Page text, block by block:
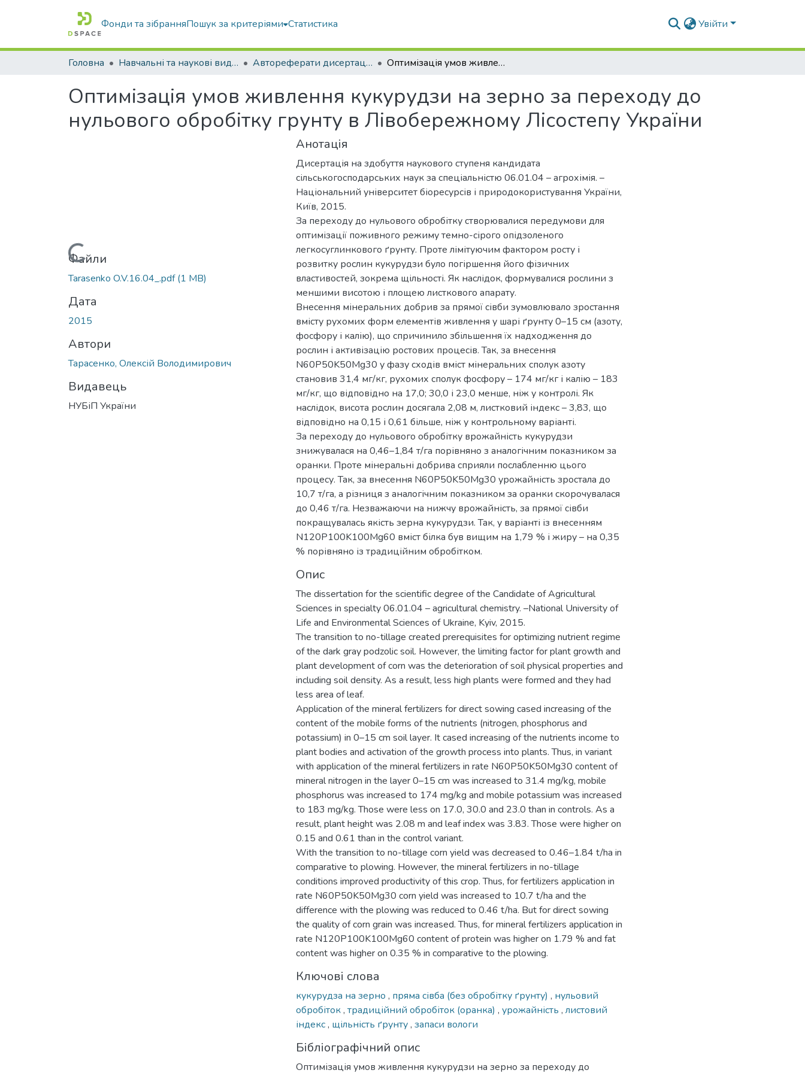
Фонди та зібранняПошук за критеріями Статистика Увійти
Головна Навчальні та наукові видання Автореферати дисертацій та дисертації Оптимізація умов живлення кукурудзи на зерно за переходу до нульового обробітку грунту в Лівобережному Лісостепу України
Оптимізація умов живлення кукурудзи на зерно за переходу до
нульового обробітку грунту в Лівобережному Лісостепу України
Вантажиться...Файли
Tarasenko O.V.16.04_.pdf(1 MB)
Дата
2015
Автори
Тарасенко, Олексій Володимирович
Видавець
НУБіП України
Анотація
Дисертація на здобуття наукового ступеня кандидата
сільськогосподарських наук за спеціальністю 06.01.04 – агрохімія. –
Національний університет біоресурсів і природокористування України,
Київ, 2015.
За переходу до нульового обробітку створювалися передумови для
оптимізації поживного режиму темно-сірого опідзоленого
легкосуглинкового ґрунту. Проте лімітуючим фактором росту і
розвитку рослин кукурудзи було погіршення його фізичних
властивостей, зокрема щільності. Як наслідок, формувалися рослини з
меншими висотою і площею листкового апарату.
Внесення мінеральних добрив за прямої сівби зумовлювало зростання
вмісту рухомих форм елементів живлення у шарі ґрунту 0–15 см (азоту,
фосфору і калію), що спричинило збільшення їх надходження до
рослин і активізацію ростових процесів. Так, за внесення
N60P50K50Mg30 у фазу сходів вміст мінеральних сполук азоту
становив 31,4 мг/кг, рухомих сполук фосфору – 174 мг/кг і калію – 183
мг/кг, що відповідно на 17,0; 30,0 і 23,0 менше, ніж у контролі. Як
наслідок, висота рослин досягала 2,08 м, листковий індекс – 3,83, що
відповідно на 0,15 і 0,61 більше, ніж у контрольному варіанті.
За переходу до нульового обробітку врожайність кукурудзи
знижувалася на 0,46–1,84 т/га порівняно з аналогічним показником за
оранки. Проте мінеральні добрива сприяли послабленню цього
процесу. Так, за внесення N60P50K50Mg30 урожайність зростала до
10,7 т/га, а різниця з аналогічним показником за оранки скорочувалася
до 0,46 т/га. Незважаючи на нижчу врожайність, за прямої сівби
покращувалась якість зерна кукурудзи. Так, у варіанті із внесенням
N120P100K100Mg60 вміст білка був вищим на 1,79 % і жиру – на 0,35
% порівняно із традиційним обробітком.
Опис
The dissertation for the scientific degree of the Candidate of Agricultural
Sciences in specialty 06.01.04 – agricultural chemistry. –National University of
Life and Environmental Sciences of Ukraine, Kyiv, 2015.
The transition to no-tillage created prerequisites for optimizing nutrient regime
of the dark gray podzolic soil. However, the limiting factor for plant growth and
plant development of corn was the deterioration of soil physical properties and
including soil density. As a result, less high plants were formed and they had
less area of leaf.
Application of the mineral fertilizers for direct sowing cased increasing of the
content of the mobile forms of the nutrients (nitrogen, phosphorus and
potassium) in 0–15 cm soil layer. It cased increasing of the nutrients income to
plant bodies and activation of the growth process into plants. Thus, in variant
with application of the mineral fertilizers in rate N60P50K50Mg30 content of
mineral nitrogen in the layer 0–15 cm was increased to 31.4 mg/kg, mobile
phosphorus was increased to 174 mg/kg and mobile potassium was increased
to 183 mg/kg. Those were less on 17.0, 30.0 and 23.0 than in controls. As a
result, plant height was 2.08 m and leaf index was 3.83. Those were higher on
0.15 and 0.61 than in the control variant.
With the transition to no-tillage corn yield was decreased to 0.46–1.84 t/ha in
comparative to plowing. However, the mineral fertilizers in no-tillage
conditions improved productivity of this crop. Thus, for fertilizers application in
rate N60P50K50Mg30 corn yield was increased to 10.7 t/ha and the
difference with the plowing was reduced to 0.46 t/ha. But for direct sowing
the quality of corn grain was increased. Thus, for mineral fertilizers application in
rate N120P100K100Mg60 content of protein was higher on 1.79 % and fat
content was higher on 0.35 % in comparative to the plowing.
Ключові слова
кукурудза на зерно , пряма сівба (без обробітку ґрунту) , нульовий
обробіток, традиційний обробіток (оранка) , урожайність , листовий
індекс, щільність ґрунту, запаси вологи
Бібліографічний опис
Оптимізація умов живлення кукурудзи на зерно за переходу до